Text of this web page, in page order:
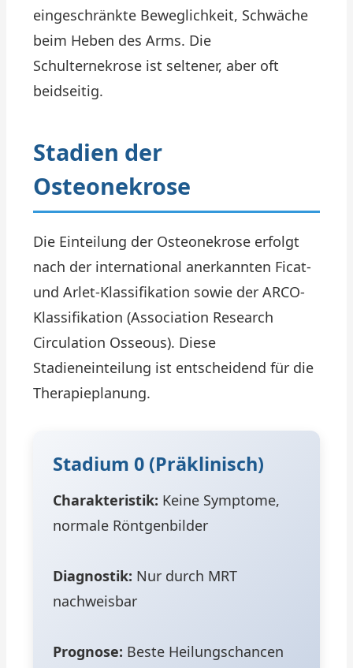
eingeschränkte Beweglichkeit, Schwäche
beim Heben des Arms. Die
Schulternekrose ist seltener, aber oft
beidseitig.
Stadien der
Osteonekrose
Die Einteilung der Osteonekrose erfolgt
nach der international anerkannten Ficat-
und Arlet-Klassifikation sowie der ARCO-
Klassifikation (Association Research
Circulation Osseous). Diese
Stadieneinteilung ist entscheidend für die
Therapieplanung.
Stadium 0 (Präklinisch)
Charakteristik: Keine Symptome,
normale Röntgenbilder
Diagnostik: Nur durch MRT
nachweisbar
Prognose: Beste Heilungschancen